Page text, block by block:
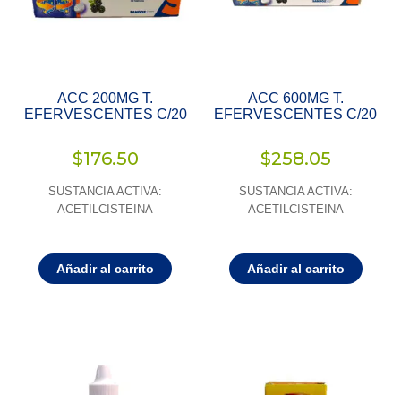
ACC 200MG T.
EFERVESCENTES C/20
$176.50
SUSTANCIA ACTIVA:
ACETILCISTEINA
Añadir al carrito
ACC 600MG T.
EFERVESCENTES C/20
$258.05
SUSTANCIA ACTIVA:
ACETILCISTEINA
Añadir al carrito